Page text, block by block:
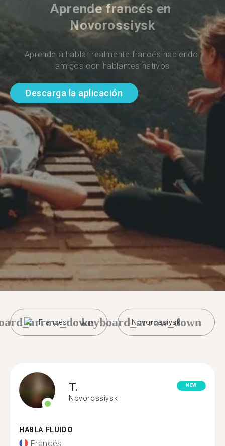
Aprende francés en
Novorossiysk
Aprende a hablar realmente francés haciendo
amigos con hablantes nativos
Descarga la aplicación
Francés Novorossiysk
keyboard_arrow_down
T.
Novorossiysk
NEW
HABLA FLUIDO
Francés